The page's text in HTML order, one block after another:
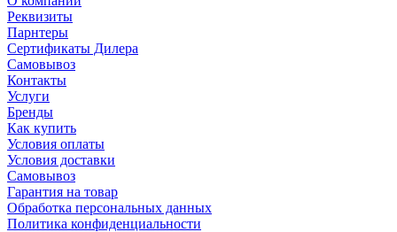
Реквизиты
Парнтеры
Сертификаты Дилера
Самовывоз
Контакты
Услуги
Бренды
Как купить
Условия оплаты
Условия доставки
Самовывоз
Гарантия на товар
Обработка персональных данных
Политика конфиденциальности